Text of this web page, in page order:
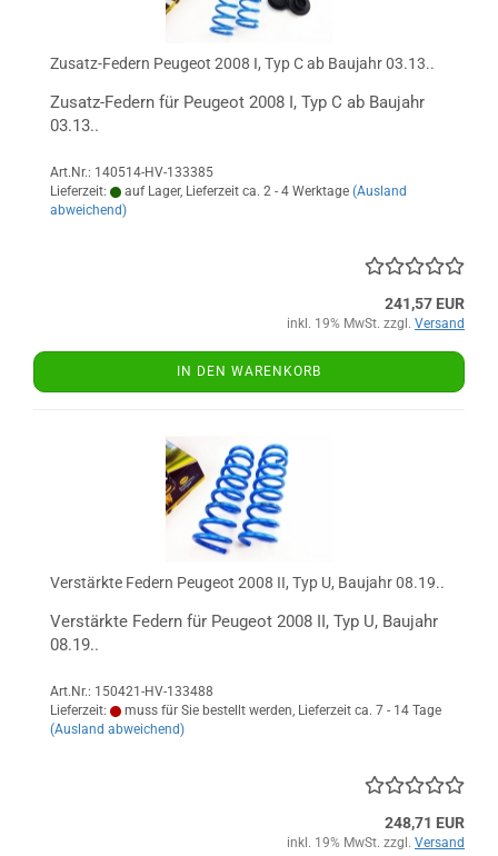
Zusatz-Federn Peugeot 2008 I, Typ C ab Baujahr 03.13..
Zusatz-Federn für Peugeot 2008 I, Typ C ab Baujahr
03.13..
Art.Nr.: 140514-HV-133385
Lieferzeit:
auf Lager, Lieferzeit ca. 2 - 4 Werktage (Ausland
abweichend)
241,57 EUR
inkl. 19% MwSt. zzgl. Versand
IN DEN WARENKORB
Verstärkte Federn Peugeot 2008 II, Typ U, Baujahr 08.19..
Verstärkte Federn für Peugeot 2008 II, Typ U, Baujahr
08.19..
Art.Nr.: 150421-HV-133488
Lieferzeit:
muss für Sie bestellt werden, Lieferzeit ca. 7 - 14 Tage
(Ausland abweichend)
248,71 EUR
inkl. 19% MwSt. zzgl. Versand